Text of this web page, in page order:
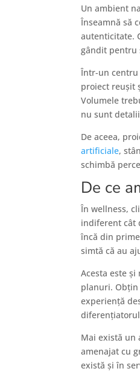
Un ambient
Înseamnă să
autenticitate.
gândit pentru
Într-un centru
proiect reușit
Volumele
nu sunt
De aceea,
artificiale,
schimbă
De ce
În wellness,
indiferent cât
încă din
simtă că au
Acesta este
planuri.
experiență
Mai există un
amenajat cu
există și în